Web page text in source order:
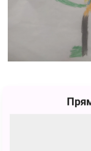
Демьян
Мег владеет